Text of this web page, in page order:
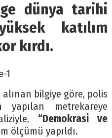
dünya tarihi
katılım
kırdı.
bilgiye göre, polis
yapılan metrekareye
“Demokrasi ve
ölçümü yapıldı.